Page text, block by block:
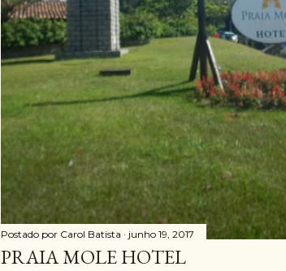
Postado por Carol Batista junho 19, 2017
PRAIA MOLE HOTEL